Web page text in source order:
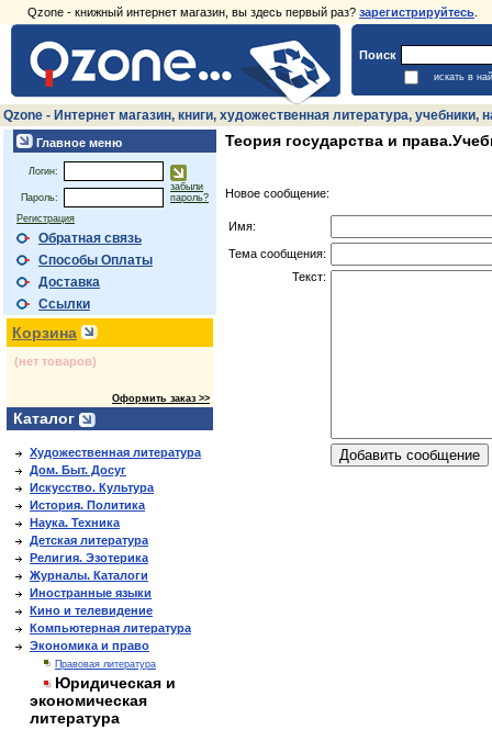
Qzone - книжный интернет магазин, вы здесь первый раз? зарегистрируйтесь
Поиск
искать в
Qzone - Интернет магазин, книги, художественная литература,
Главное меню
Логин:
Пароль:
забыли
пароль?
Регистрация
Обратная связь
Способы Оплаты
Доставка
Ссылки
Корзина
(нет товаров)
Оформить заказ >>
Каталог
Художественная литература
Дом. Быт. Досуг
Искусство. Культура
История. Политика
Наука. Техника
Детская литература
Религия. Эзотерика
Журналы. Каталоги
Иностранные языки
Кино и телевидение
Компьютерная литература
Экономика и право
Правовая литература
Юридическая и
экономическая
литература
Теория государства и
Новое сообщение:
Имя:
Тема сообщения:
Текст: